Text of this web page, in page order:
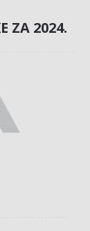
ZA 2024.